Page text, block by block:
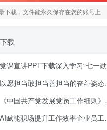
下载，文件能永久保存在您的账号上
载
讲PPT下载深入学习“七一勋章”获得者李连成同志先进事迹社区基层
敢担当善担当的奋斗姿态创造政绩2026年学习教育专题党课ppt课件
共产党发展党员工作细则》解读2026年支部微党课ppt模板
职场提升工作效率企业员工培训PPT课件AI办公提效内训幻灯片